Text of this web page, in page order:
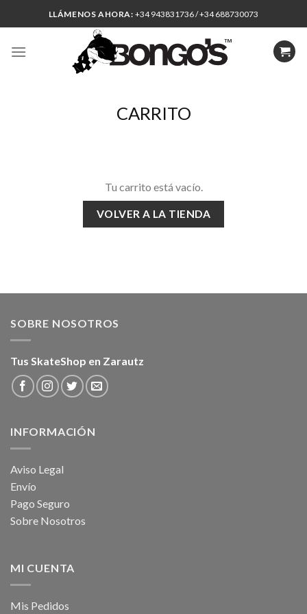
to
LLÁMENOS AHORA:+34 943831736 / +34 688730073
CARRITO
Tu carrito está vacío.
VOLVER A LA TIENDA
SOBRE NOSOTROS
Tus SkateShop en Zarautz
INFORMACIÓN
Aviso Legal
Envío
Pago Seguro
Sobre Nosotros
MI CUENTA
Mis Pedidos